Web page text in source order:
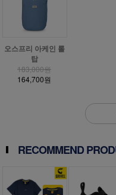
오스프리 아케인 롤
탑
183,000원
164,700원
RECOMMEND